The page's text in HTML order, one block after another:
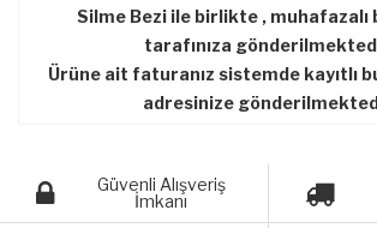
Silme Bezi ile birlikte , muhafazalı
tarafınıza
Ürüne ait faturanız sistemde kayıtlı
adresinize
Güvenli Alışveriş
İmkanı